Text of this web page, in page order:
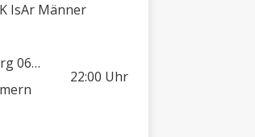
IsAr Männer
TSV Bigge-Olsberg 06/08
22:00 Uhr